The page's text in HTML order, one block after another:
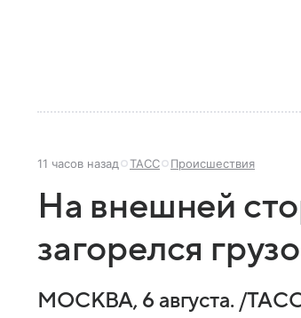
11 часов назад ТАСС Происшествия
На внешней
загорелся
МОСКВА, 6 августа. /